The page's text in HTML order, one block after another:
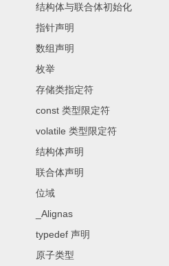
结构体与联合体初始化
指针声明
数组声明
枚举
存储类指定符
const 类型限定符
volatile 类型限定符
结构体声明
联合体声明
位域
_Alignas
typedef 声明
原子类型